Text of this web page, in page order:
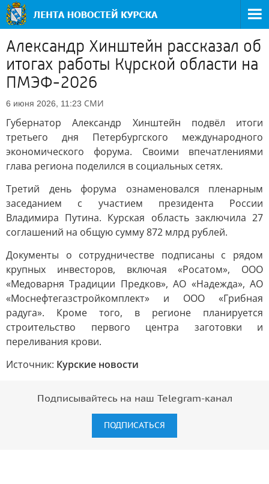
Александр Хинштейн рассказал об
итогах работы Курской области на
ПМЭФ-2026
6 июня 2026, 11:23 СМИ
Губернатор Александр Хинштейн подвёл итоги
третьего дня Петербургского международного
экономического форума. Своими впечатлениями
глава региона поделился в социальных сетях.
Третий день форума ознаменовался пленарным
заседанием с участием президента России
Владимира Путина. Курская область заключила 27
соглашений на общую сумму 872 млрд рублей.
Документы о сотрудничестве подписаны с рядом
крупных инвесторов, включая «Росатом», ООО
«Медоварня Традиции Предков», АО «Надежда», АО
«Моснефтегазстройкомплект» и ООО «Грибная
радуга». Кроме того, в регионе планируется
строительство первого центра заготовки и
переливания крови.
Источник: Курские новости
Подписывайтесь на наш Telegram-канал
ПОДПИСАТЬСЯ